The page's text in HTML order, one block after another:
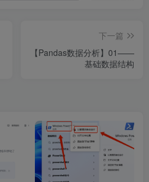
下一篇
【Pandas数据分析】01——
基础数据结构